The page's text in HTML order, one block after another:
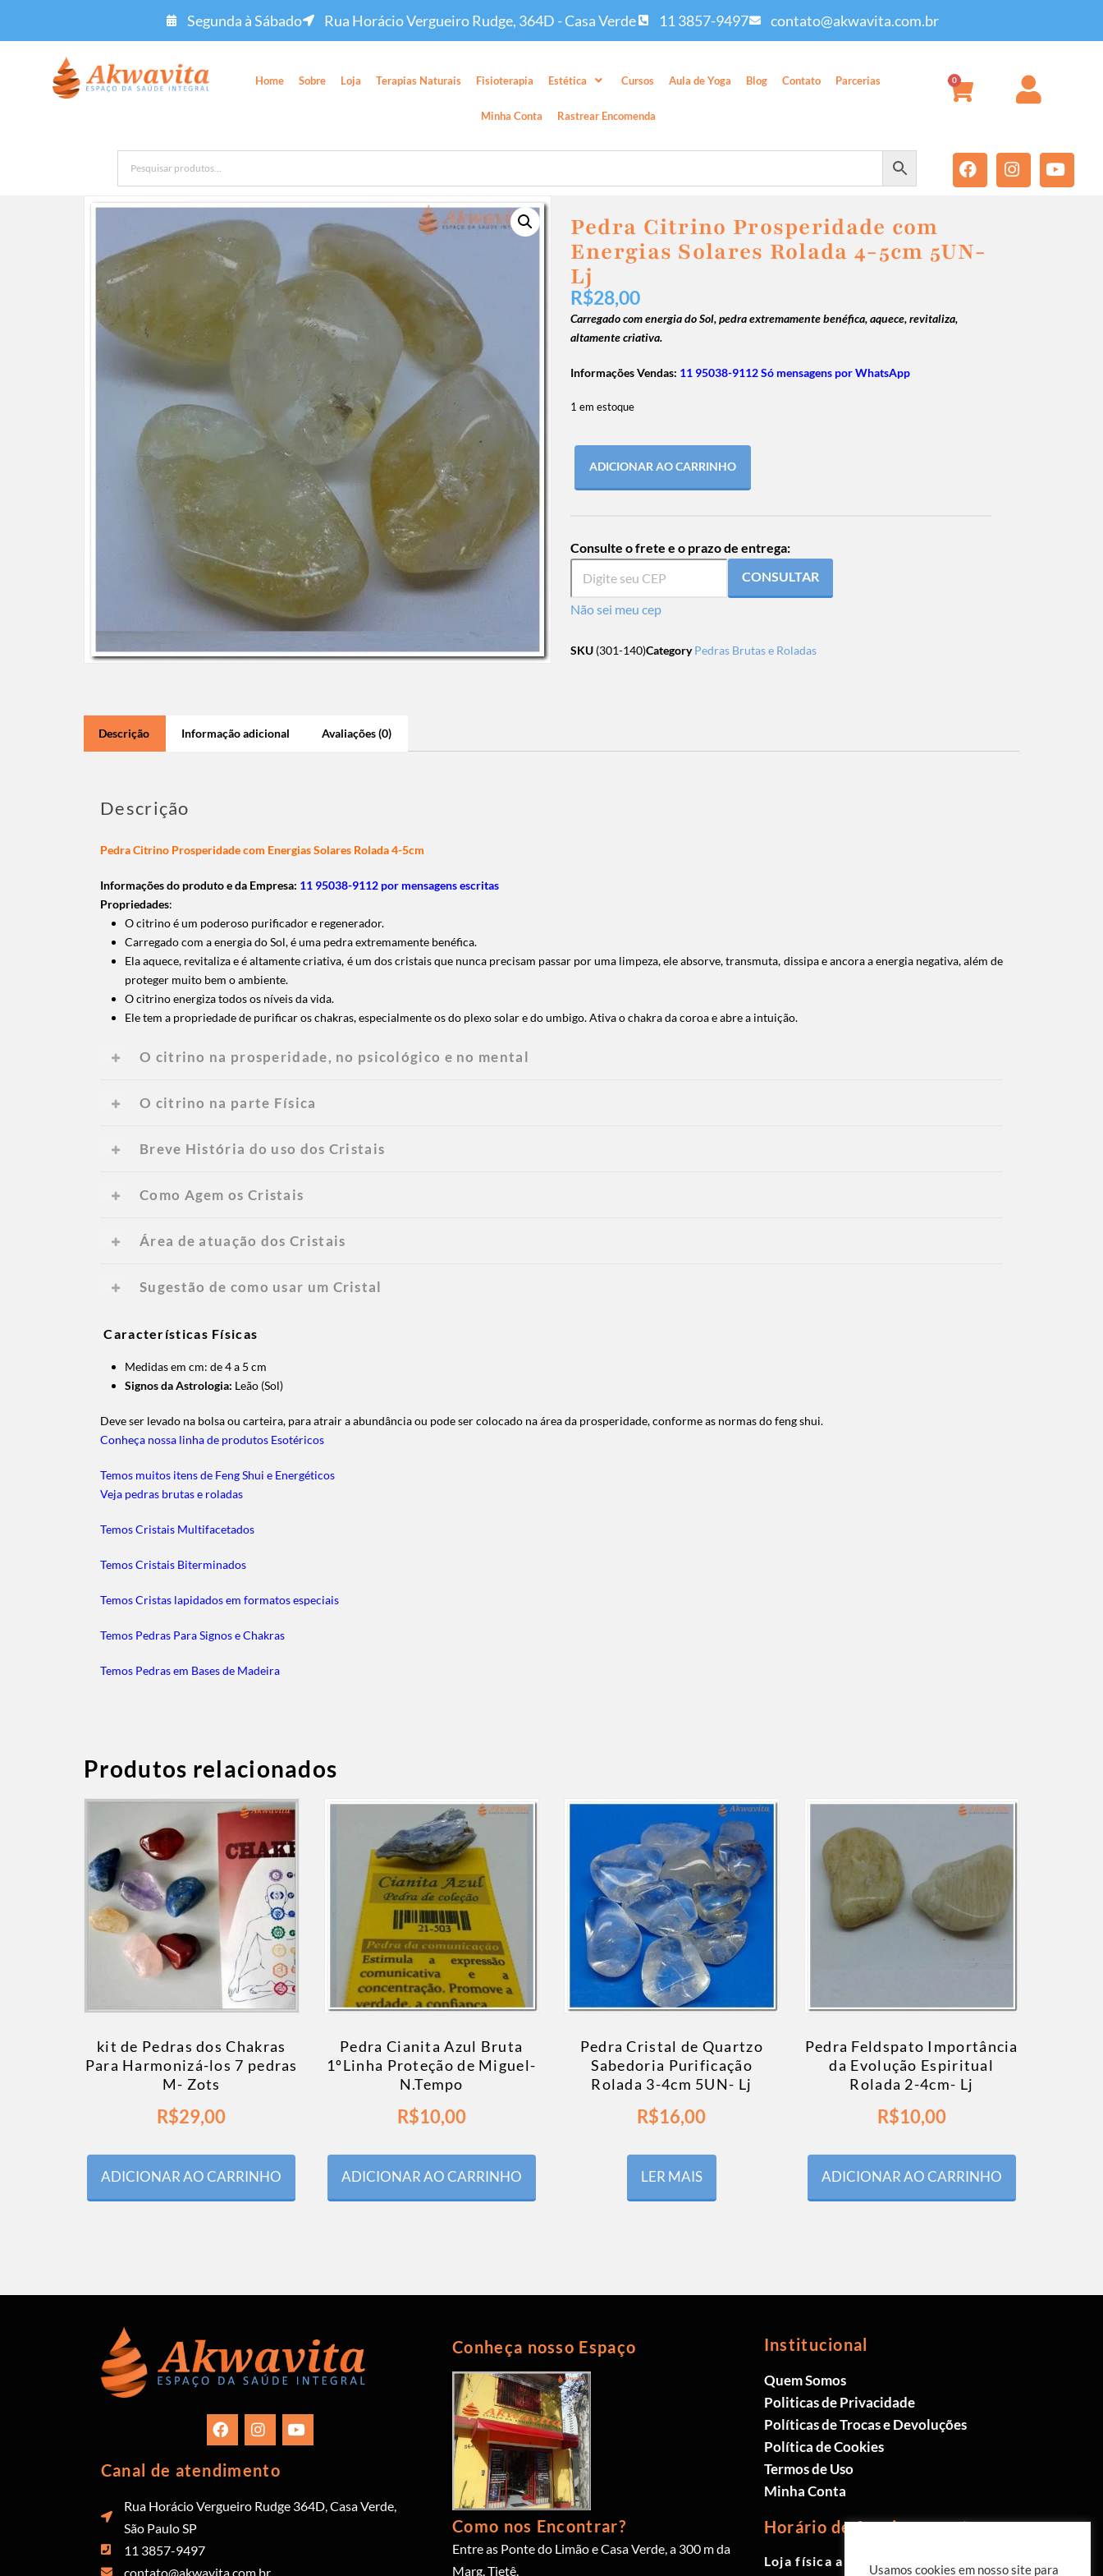
Segunda à Sábado Rua Horácio Vergueiro Rudge, 364D - Casa Verde 11 3857-9497 contato@akwavita.com.br
Home Sobre Loja Terapias Naturais Fisioterapia Estética Cursos Aula de Yoga Blog Contato Parcerias
Minha Conta Rastrear Encomenda
0
Pedra Citrino Prosperidade com
Energias Solares Rolada 4-5cm 5UN-
Lj
R$28,00
Carregado com energia do Sol, pedra extremamente benéfica, aquece, revitaliza,
altamente criativa.
Informações Vendas: 11 95038-9112 Só mensagens por WhatsApp
1 em estoque
ADICIONAR AO CARRINHO
Consulte o frete e o prazo de entrega:
CONSULTAR
Não sei meu cep
SKU (301-140)Category Pedras Brutas e Roladas
Descrição Informação adicional Avaliações (0)
Descrição
Pedra Citrino Prosperidade com Energias Solares Rolada 4-5cm
Informações do produto e da Empresa: 11 95038-9112 por mensagens escritas
Propriedades:
O citrino é um poderoso purificador e regenerador.
Carregado com a energia do Sol, é uma pedra extremamente benéfica.
Ela aquece, revitaliza e é altamente criativa, é um dos cristais que nunca precisam passar por uma limpeza, ele absorve, transmuta, dissipa e ancora a energia negativa, além de
proteger muito bem o ambiente.
O citrino energiza todos os níveis da vida.
Ele tem a propriedade de purificar os chakras, especialmente os do plexo solar e do umbigo. Ativa o chakra da coroa e abre a intuição.
O citrino na prosperidade, no psicológico e no mental
O citrino na parte Física
Breve História do uso dos Cristais
Como Agem os Cristais
Área de atuação dos Cristais
Sugestão de como usar um Cristal
Características Físicas
Medidas em cm: de 4 a 5 cm
Signos da Astrologia: Leão (Sol)
Deve ser levado na bolsa ou carteira, para atrair a abundância ou pode ser colocado na área da prosperidade, conforme as normas do feng shui.
Conheça nossa linha de produtos Esotéricos
Temos muitos itens de Feng Shui e Energéticos
Veja pedras brutas e roladas
Temos Cristais Multifacetados
Temos Cristais Biterminados
Temos Cristas lapidados em formatos especiais
Temos Pedras Para Signos e Chakras
Temos Pedras em Bases de Madeira
Produtos relacionados
kit de Pedras dos Chakras
Para Harmonizá-los 7 pedras
M- Zots
R$29,00
ADICIONAR AO CARRINHO
Pedra Cianita Azul Bruta
1ºLinha Proteção de Miguel-
N.Tempo
R$10,00
ADICIONAR AO CARRINHO
Pedra Cristal de Quartzo
Sabedoria Purificação
Rolada 3-4cm 5UN- Lj
R$16,00
LER MAIS
Pedra Feldspato Importância
da Evolução Espiritual
Rolada 2-4cm- Lj
R$10,00
ADICIONAR AO CARRINHO
Canal de atendimento
Rua Horácio Vergueiro Rudge 364D, Casa Verde,
São Paulo SP
11 3857-9497
contato@akwavita.com.br
Conheça nosso Espaço
Como nos Encontrar?
Entre as Ponte do Limão e Casa Verde, a 300 m da
Marg. Tietê.
Institucional
Quem Somos
Politicas de Privacidade
Políticas de Trocas e Devoluções
Política de Cookies
Termos de Uso
Minha Conta
Horário de funcionamento
Loja física aberta de Segunda à
Usamos cookies em nosso site para